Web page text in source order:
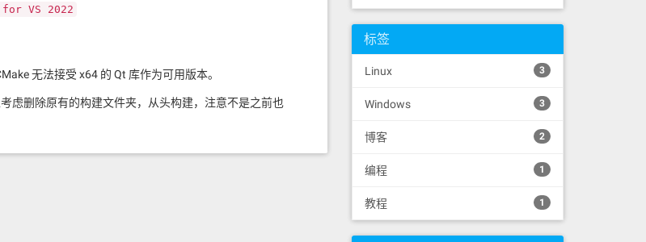
for VS 2022
无法接受 x64 的 Qt 库作为可用版本。
虑删除原有的构建文件夹，从头构建，注意不是之前也
标签
Linux 3
Windows 3
博客 2
编程 1
教程 1